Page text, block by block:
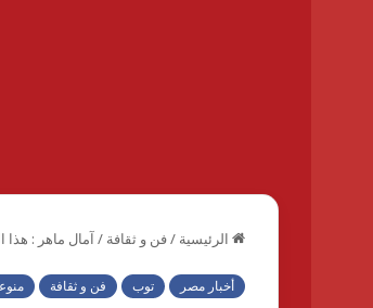
الرئيسية /فن و ثقافة /آمال ماهر :
أخبار مصر توب فن و ثقافة